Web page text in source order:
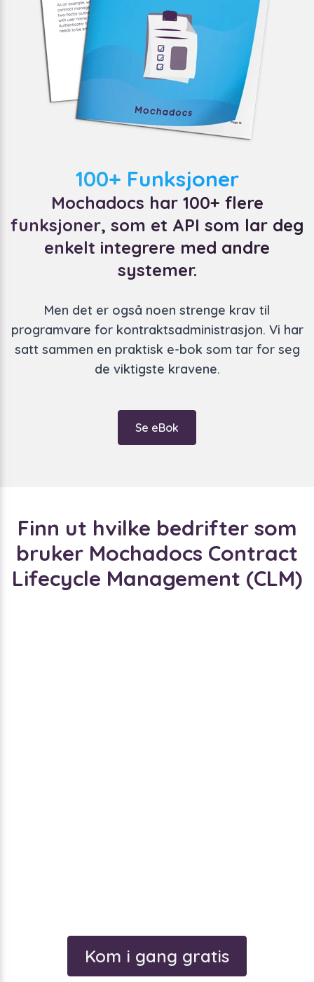
100+ Funksjoner
Mochadocs har 100+ flere
funksjoner, som et API som lar deg
enkelt integrere med andre
systemer.
Men det er også noen strenge krav til
programvare for kontraktsadministrasjon. Vi har
satt sammen en praktisk e-bok som tar for seg
de viktigste kravene.
Se eBok
Finn ut hvilke bedrifter som
bruker Mochadocs Contract
Lifecycle Management (CLM)
Kom i gang gratis